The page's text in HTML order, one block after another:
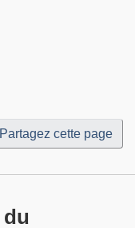
Partagez cette page